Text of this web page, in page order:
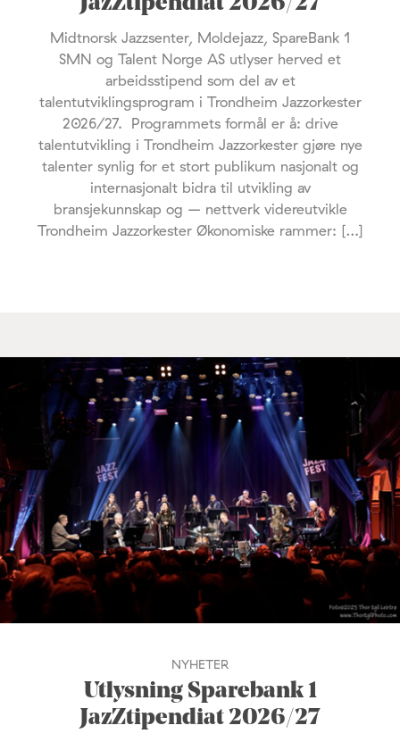
Midtnorsk Jazzsenter, Moldejazz, SpareBank 1
SMN og Talent Norge AS utlyser herved et
arbeidsstipend som del av et
talentutviklingsprogram i Trondheim Jazzorkester
2026/27. Programmets formål er å: drive
talentutvikling i Trondheim Jazzorkester gjøre nye
talenter synlig for et stort publikum nasjonalt og
internasjonalt bidra til utvikling av
bransjekunnskap og – nettverk videreutvikle
Trondheim Jazzorkester Økonomiske rammer: […]
NYHETER
Utlysning Sparebank 1
JazZtipendiat 2026/27